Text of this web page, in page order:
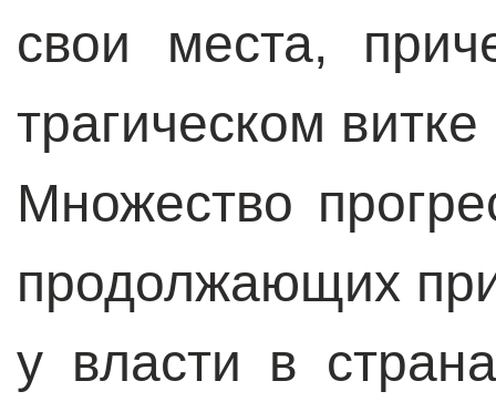
свои места,
трагическом
Множество
продолжающих
у власти в